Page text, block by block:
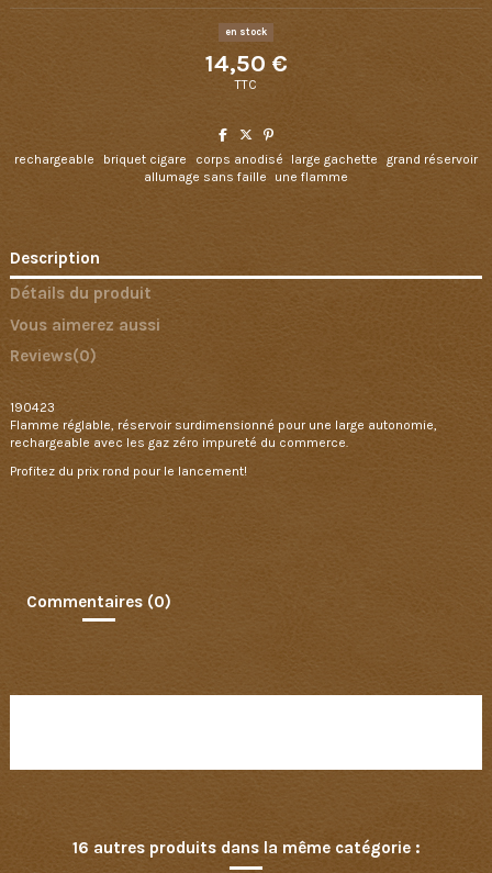
en stock
14,50 €
TTC
rechargeable briquet cigare corps anodisé large gachette
grand réservoir
allumage sans faille
une flamme
Description
Détails du produit
Vous aimerez aussi
Reviews(0)
190423
Flamme réglable, réservoir surdimensionné pour une large autonomie,
rechargeable avec les gaz zéro impureté du commerce.
Profitez du prix rond pour le lancement!
Commentaires (0)
16 autres produits dans la même catégorie :